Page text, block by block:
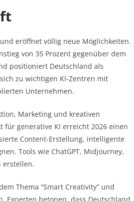
eröffnet völlig neue Möglichkeiten.
von 35 Prozent gegenüber dem
positioniert Deutschland als
zu wichtigen KI-Zentren mit
Unternehmen.​
Marketing und kreativen
für generative KI erreicht 2026 einen
Content-Erstellung, intelligente
Tools wie ChatGPT, Midjourney,
erstellen.​
Thema “Smart Creativity” und